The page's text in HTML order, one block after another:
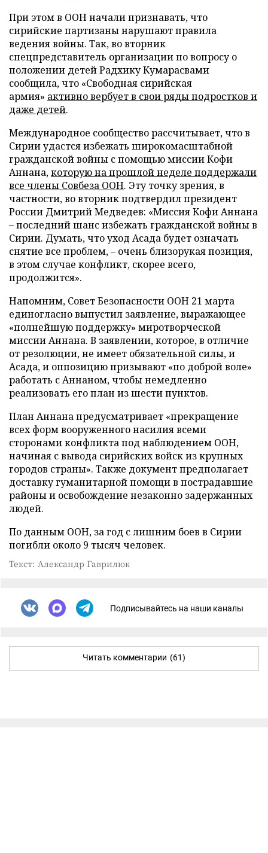
При этом в ООН начали признавать, что
сирийские партизаны нарушают правила
ведения войны. Так, во вторник
спецпредставитель организации по вопросу о
положении детей Радхику Кумарасвами
сообщила, что «Свободная сирийская
армия» активно вербует в свои ряды подростков и
даже детей.
Международное сообщество рассчитывает, что в
Сирии удастся избежать широкомасштабной
гражданской войны с помощью миссии Кофи
Аннана,которую на прошлой неделе поддержали
все члены Совбеза ООН. Эту точку зрения, в
частности, во вторник подтвердил президент
России Дмитрий Медведев: «Миссия Кофи Аннана
– последний шанс избежать гражданской войны в
Сирии. Думать, что уход Асада будет означать
снятие все проблем, – очень близорукая позиция,
в этом случае конфликт, скорее всего,
продолжится».
Напомним, Совет Безопасности ООН 21 марта
единогласно выпустил заявление, выражающее
«полнейшую поддержку» миротворческой
миссии Аннана. В заявлении, которое, в отличие
от резолюции, не имеет обязательной силы, и
Асада, и оппозицию призывают «по доброй воле»
работать с Аннаном, чтобы немедленно
реализовать его план из шести пунктов.
План Аннана предусматривает «прекращение
всех форм вооруженного насилия всеми
сторонами конфликта под наблюдением ООН,
начиная с вывода сирийских войск из крупных
городов страны». Также документ предполагает
доставку гуманитарной помощи в пострадавшие
районы и освобождение незаконно задержанных
людей.
По данным ООН, за год с лишним боев в Сирии
погибли около 9 тысяч человек.
Текст: Александр Гаврилюк
Подписывайтесь на наши каналы
Читать комментарии (61)